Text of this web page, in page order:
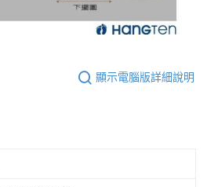
顯示電腦版詳細說明